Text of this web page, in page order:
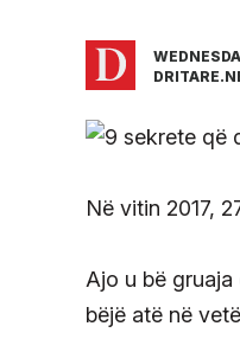
Në vitin 2017,
Ajo u bë
bëjë atë në